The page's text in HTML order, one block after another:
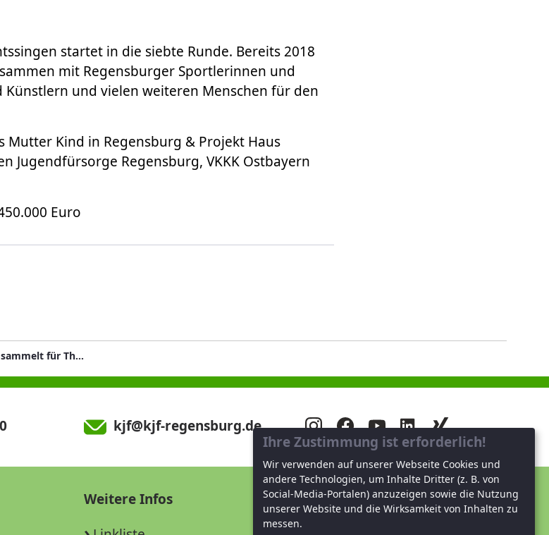
startet in die siebte Runde. Bereits 2018
mit Regensburger Sportlerinnen und
und vielen weiteren Menschen für den
Mutter Kind in Regensburg & Projekt Haus
Jugendfürsorge Regensburg, VKKK Ostbayern
Euro
Weihnachtssingen 2024 sammelt für Theo
kjf@kjf-regensburg.de
Weitere Infos
Unterstützen Sie uns!
Ihre Zustimmung ist erforderlich!
Wir verwenden auf unserer Webseite Cookies und
andere Technologien, um Inhalte Dritter (z. B. von
Social-Media-Portalen) anzuzeigen sowie die Nutzung
unserer Website und die Wirksamkeit von Inhalten zu
messen.